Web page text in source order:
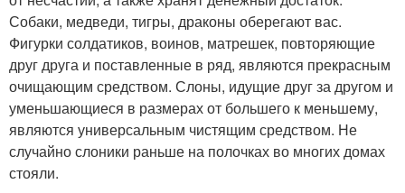
Собаки, медведи, тигры, драконы оберегают вас.
Фигурки солдатиков, воинов, матрешек, повторяющие
друг друга и поставленные в ряд, являются прекрасным
очищающим средством. Слоны, идущие друг за другом и
уменьшающиеся в размерах от большего к меньшему,
являются универсальным чистящим средством. Не
случайно слоники раньше на полочках во многих домах
стояли.